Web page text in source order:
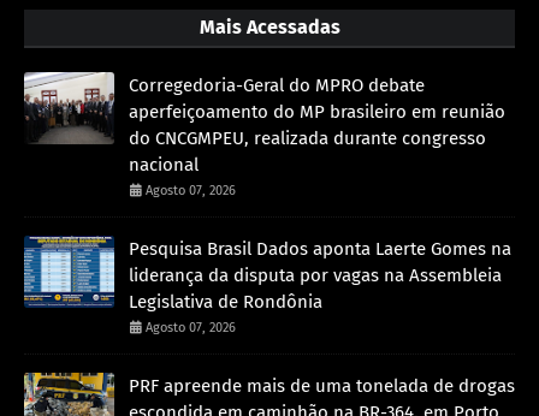
Mais Acessadas
Corregedoria-Geral do MPRO debate
aperfeiçoamento do MP brasileiro em reunião
do CNCGMPEU, realizada durante congresso
nacional
Agosto 07, 2026
Pesquisa Brasil Dados aponta Laerte Gomes na
liderança da disputa por vagas na Assembleia
Legislativa de Rondônia
Agosto 07, 2026
PRF apreende mais de uma tonelada de drogas